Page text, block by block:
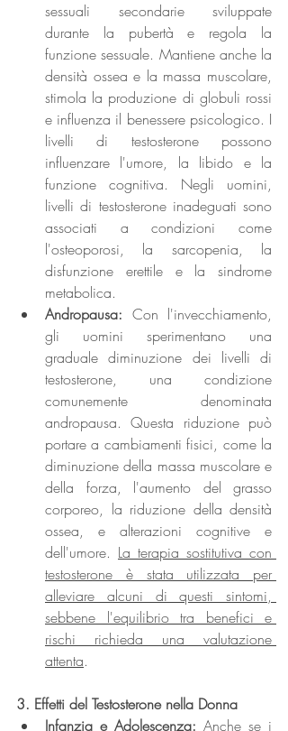
sessuali secondarie sviluppate
durante la pubertà e regola la
funzione sessuale. Mantiene anche la
densità ossea e la massa muscolare,
stimola la produzione di globuli rossi
e influenza il benessere psicologico. I
livelli di testosterone possono
influenzare l'umore, la libido e la
funzione cognitiva. Negli uomini,
livelli di testosterone inadeguati sono
associati a condizioni come
l'osteoporosi, la sarcopenia, la
disfunzione erettile e la sindrome
metabolica.
Andropausa: Con l'invecchiamento,
gli uomini sperimentano una
graduale diminuzione dei livelli di
testosterone, una condizione
comunemente denominata
andropausa. Questa riduzione può
portare a cambiamenti fisici, come la
diminuzione della massa muscolare e
della forza, l'aumento del grasso
corporeo, la riduzione della densità
ossea, e alterazioni cognitive e
dell'umore. La terapia sostitutiva con
testosterone è stata utilizzata per
alleviare alcuni di questi sintomi,
sebbene l'equilibrio tra benefici e
rischi richieda una valutazione
attenta.
3. Effetti del Testosterone nella Donna
Infanzia e Adolescenza: Anche se i